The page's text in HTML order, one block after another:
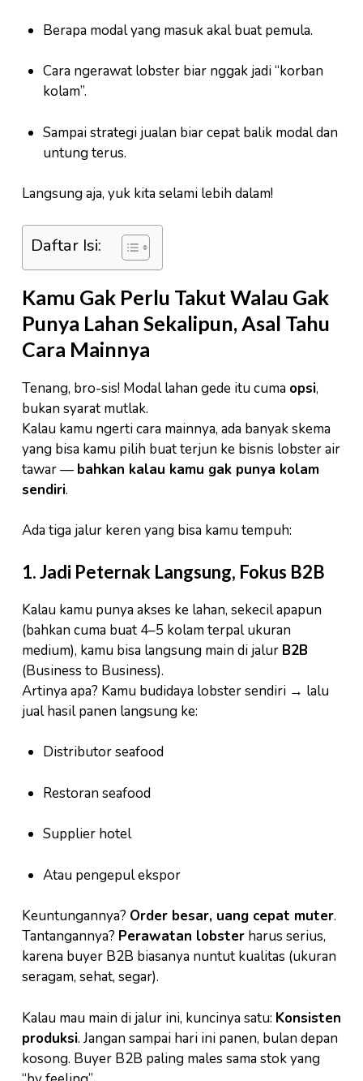
Berapa modal yang masuk akal buat pemula.
Cara ngerawat lobster biar nggak jadi “korban
kolam”.
Sampai strategi jualan biar cepat balik modal dan
untung terus.
Langsung aja, yuk kita selami lebih dalam!
Daftar Isi:
Kamu Gak Perlu Takut Walau Gak
Punya Lahan Sekalipun, Asal Tahu
Cara Mainnya
Tenang, bro-sis! Modal lahan gede itu cuma opsi,
bukan syarat mutlak.
Kalau kamu ngerti cara mainnya, ada banyak skema
yang bisa kamu pilih buat terjun ke bisnis lobster air
tawar — bahkan kalau kamu gak punya kolam
sendiri.
Ada tiga jalur keren yang bisa kamu tempuh:
1. Jadi Peternak Langsung, Fokus B2B
Kalau kamu punya akses ke lahan, sekecil apapun
(bahkan cuma buat 4–5 kolam terpal ukuran
medium), kamu bisa langsung main di jalur B2B
(Business to Business).
Artinya apa? Kamu budidaya lobster sendiri → lalu
jual hasil panen langsung ke:
Distributor seafood
Restoran seafood
Supplier hotel
Atau pengepul ekspor
Keuntungannya? Order besar, uang cepat muter.
Tantangannya? Perawatan lobster harus serius,
karena buyer B2B biasanya nuntut kualitas (ukuran
seragam, sehat, segar).
Kalau mau main di jalur ini, kuncinya satu: Konsisten
produksi. Jangan sampai hari ini panen, bulan depan
kosong. Buyer B2B paling males sama stok yang